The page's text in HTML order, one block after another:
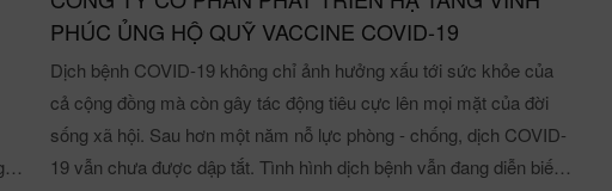
trị giá 1.500.000.000 đồng nhằm phục vụ công tác phòng, chống
dịch bệnh trên địa bàn tỉnh. Ông Phạm Trung Kiên (thứ 3 từ trái
sang) - TGĐ Công ty cổ phần phát triển hạ tầng Vĩnh Phúc trao
tặng 25.000 bộ kit test nhanh Covid-19 cho đại diện UBND Tỉnh
Ông Phạm Trung Kiên – Tổng Giám đốc Công ty cổ phần phát
triển hạ tầng Vĩnh Phúc cho biết: “Thời gian qua, tình hình dịch
PHÚC ỦNG HỘ QUỸ VACCINE COVID-19
Dịch bệnh COVID-19 không chỉ ảnh hưởng xấu tới sức khỏe của
cả cộng đồng mà còn gây tác động tiêu cực lên mọi mặt của đời
sống xã hội. Sau hơn một năm nỗ lực phòng - chống, dịch COVID-
19 vẫn chưa được dập tắt. Tình hình dịch bệnh vẫn đang diễn biến